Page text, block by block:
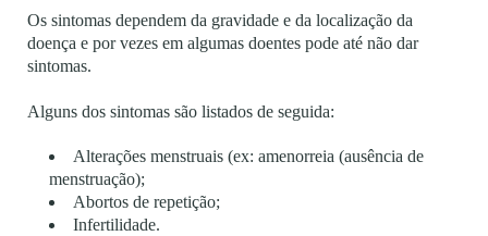
Os sintomas dependem da gravidade e da localização da
doença e por vezes em algumas doentes pode até não dar
sintomas.
Alguns dos sintomas são listados de seguida:
Alterações menstruais (ex: amenorreia (ausência de
menstruação);
Abortos de repetição;
Infertilidade.